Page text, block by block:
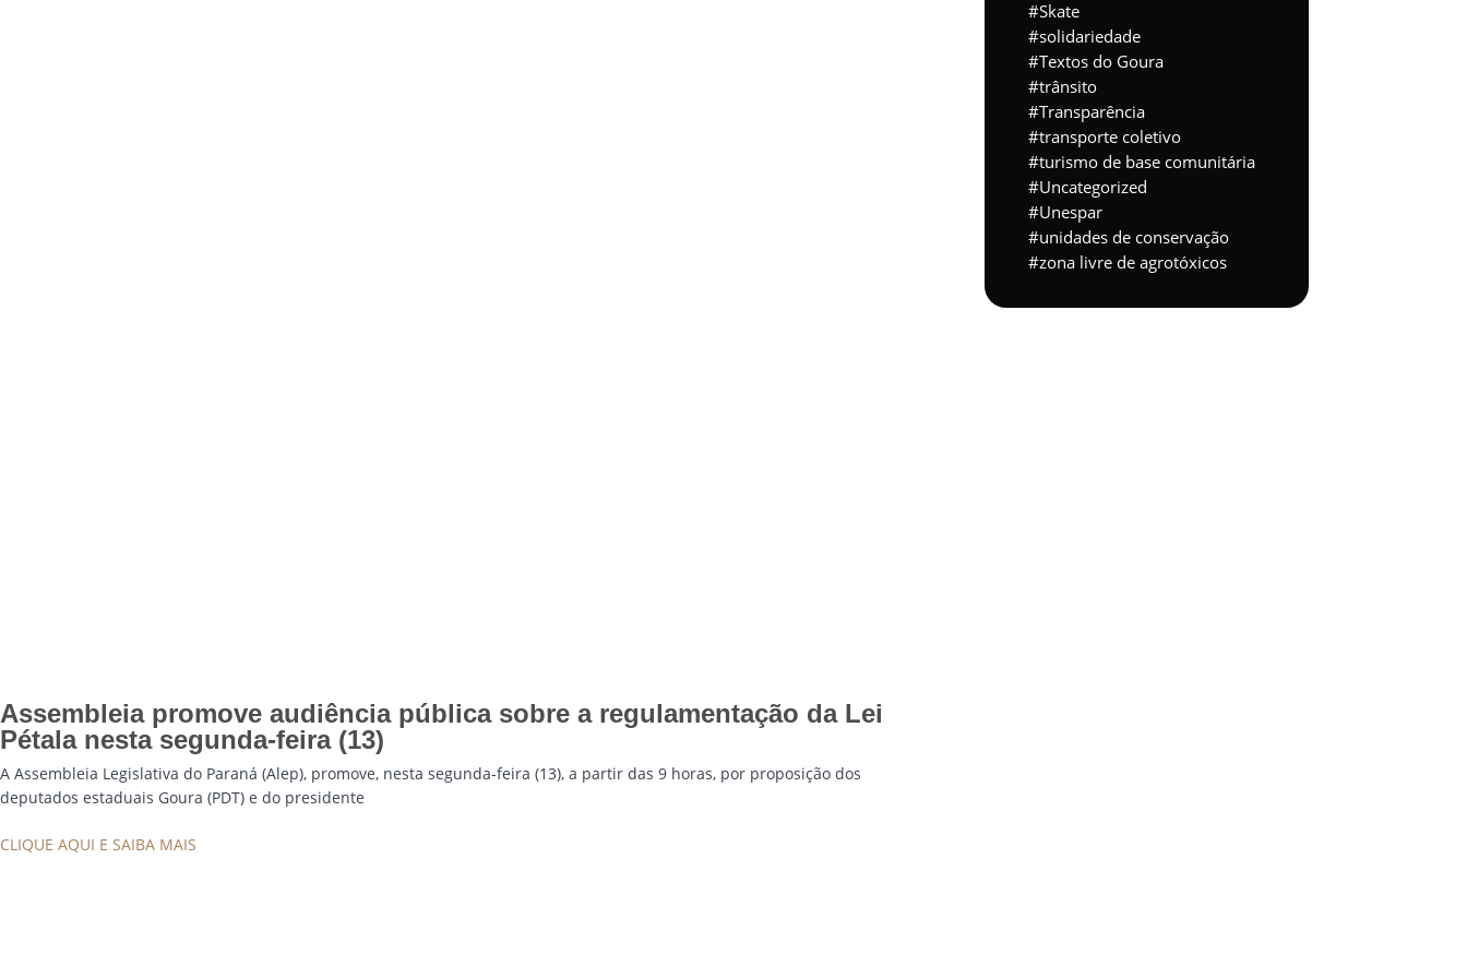
Assembleia promove audiência pública sobre a regulamentação da Lei
Pétala nesta segunda-feira (13)
A Assembleia Legislativa do Paraná (Alep), promove, nesta segunda-feira (13), a partir das 9 horas, por proposição dos
deputados estaduais Goura (PDT) e do presidente
CLIQUE AQUI E SAIBA MAIS
Skate
solidariedade
Textos do Goura
trânsito
Transparência
transporte coletivo
turismo de base comunitária
Uncategorized
Unespar
unidades de conservação
zona livre de agrotóxicos